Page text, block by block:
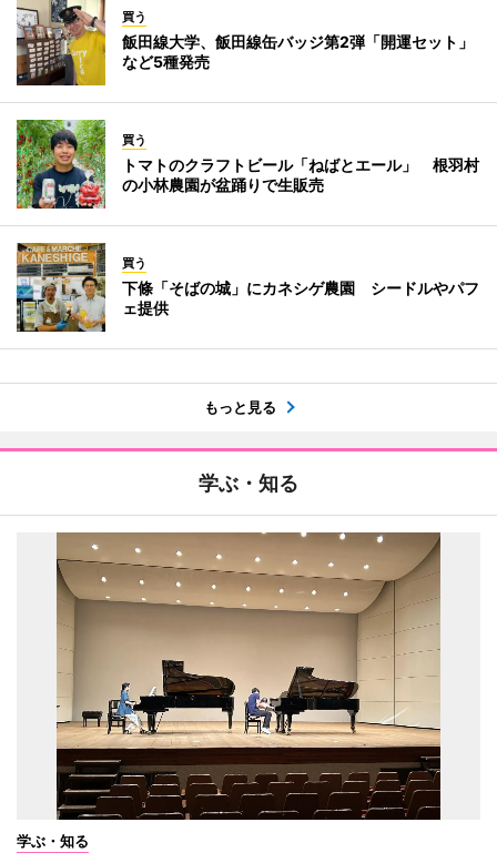
買う
飯田線大学、飯田線缶バッジ第2弾「開運セット」
など5種発売
買う
トマトのクラフトビール「ねばとエール」 根羽村
の小林農園が盆踊りで生販売
買う
下條「そばの城」にカネシゲ農園 シードルやパフ
ェ提供
もっと見る
学ぶ・知る
学ぶ・知る